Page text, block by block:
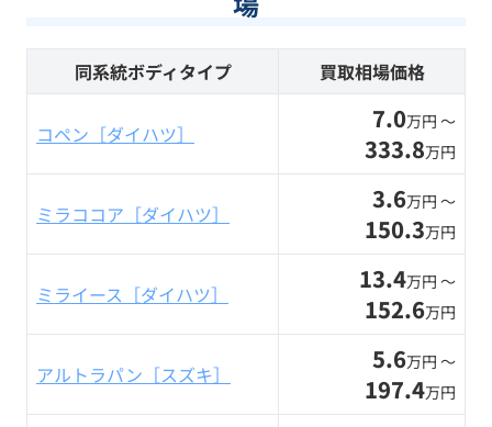
同系統ボディタイプ 買取相場価格
コペン［ダイハツ］ 7.0万円 〜
333.8万円
ミラココア［ダイハツ］ 3.6万円 〜
150.3万円
ミライース［ダイハツ］ 13.4万円 〜
152.6万円
アルトラパン［スズキ］ 5.6万円 〜
197.4万円